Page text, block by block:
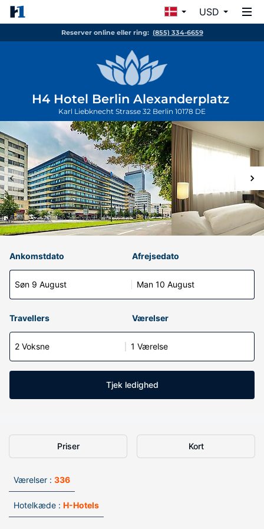
USD
Reserver online eller ring: (855) 334-6659
H4 Hotel Berlin Alexanderplatz
Karl Liebknecht Strasse 32 Berlin 10178 DE
Ankomstdato
Søn 9 August
Afrejsedato
Man 10 August
Travellers Værelser
2 Voksne 1 Værelse
Tjek ledighed
Priser Kort
Værelser : 336
Hotelkæde : H-Hotels